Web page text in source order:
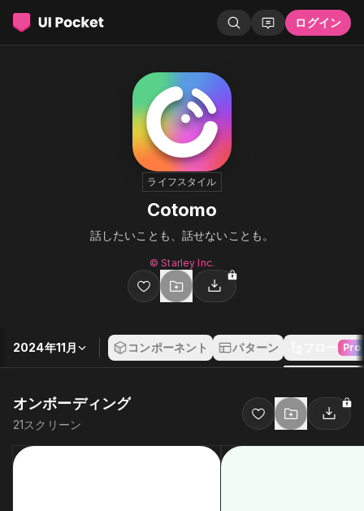
ログイン
ライフスタイル
Cotomo
話したいことも、話せないことも。
© Starley Inc.
2024年11月 コンポーネント パターン Pro
オンボーディング
21スクリーン